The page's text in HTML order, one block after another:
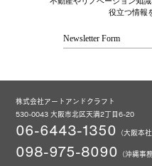
役立つ情報
Newsletter Form
株式会社アートアンドクラフト
530-0043 大阪市北区天満2丁目6-20
06-6443-1350 （大阪本社
098-975-8090
（沖縄事